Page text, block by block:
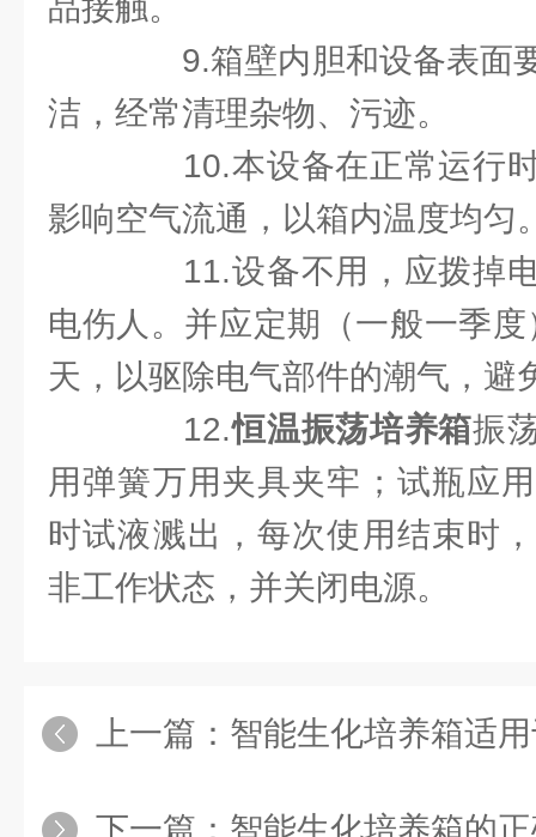
品接触。
9.箱壁内胆和设备表面
洁，经常清理杂物、污迹。
10.本设备在正常运行时
影响空气流通，以箱内温度均匀
11.设备不用，应拨掉电
电伤人。并应定期（一般一季
天，以驱除电气部件的潮气，避
12.恒温振荡培养箱振
用弹簧万用夹具夹牢；试瓶应
时试液溅出，每次使用结束时
非工作状态，并关闭电源。
上一篇： 智能生化培养箱适用
下一篇： 智能生化培养箱的